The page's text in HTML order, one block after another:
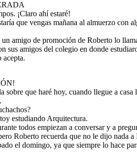
¡Claro ahí estaré!
que vengas mañana al almuerzo con
un amigo de promoción de Roberto lo
sus amigos del colegio en donde
acepta.
sobre que haré hoy, cuando llegue a casa
estudiando Arquitectura.
todos empiezan a conversar y a
Roberto recuerda que no le dijo nada a
el domingo, ya que siempre lo hace